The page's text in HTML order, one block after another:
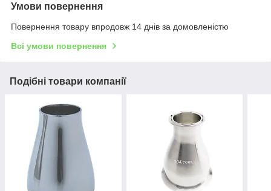
Умови повернення
Повернення товару впродовж 14 днів за домовленістю
Всі умови повернення
Подібні товари компанії